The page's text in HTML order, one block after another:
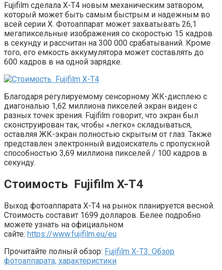
Fujifilm сделала X-T4 новым механическим затвором,
который может быть самым быстрым и надежным во
всей серии X. Фотоаппарат может захватывать 26,1
мегапиксельные изображения со скоростью 15 кадров
в секунду и рассчитан на 300 000 срабатываний. Кроме
того, его емкость аккумулятора может составлять до
600 кадров в на одной зарядке.
Благодаря регулируемому сенсорному ЖК-дисплею с
диагональю 1,62 миллиона пикселей экран виден с
разных точек зрения. Fujifilm говорит, что экран был
сконструирован так, чтобы «легко» складываться,
оставляя ЖК-экран полностью скрытым от глаз. Также
представлен электронный видоискатель с пропускной
способностью 3,69 миллиона пикселей / 100 кадров в
секунду.
Стоимость Fujifilm X-T4
Выход фотоаппарата X-T4 на рынок планируется весной.
Стоимость составит 1699 долларов. Белее подробно
можете узнать на официальном
сайте: https://www.fujifilm.eu/eu
Прочитайте полный обзор: Fujifilm X-T3: Обзор
фотоаппарата, характеристики